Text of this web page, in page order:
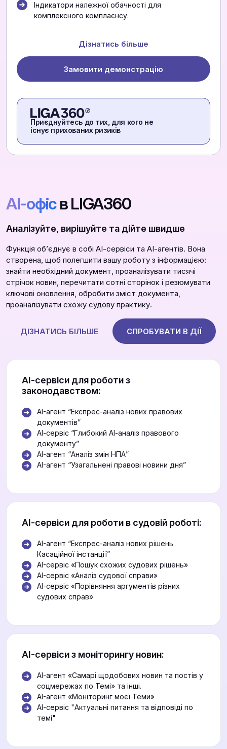
Індикатори належної обачності для
комплексного комплаєнсу.
Дізнатись більше
Замовити демонстрацію
Приєднуйтесь до тих, для кого не
існує прихованих ризиків
АІ-офісв LIGA360
Аналізуйте, вирішуйте та дійте швидше
Функція обʼєднує в собі АІ-сервіси та АІ-агентів. Вона
створена, щоб полегшити вашу роботу з інформацією:
знайти необхідний документ, проаналізувати тисячі
стрічок новин, перечитати сотні сторінок і резюмувати
ключові оновлення, обробити зміст документа,
проаналізувати схожу судову практику.
ДІЗНАТИСЬ БІЛЬШЕ СПРОБУВАТИ В ДІЇ
АІ-сервіси для роботи з
законодавством:
AI-агент “Експрес-аналіз нових правових
документів”
АІ-сервіс “Глибокий АІ-аналіз правового
документу”
АІ-агент “Аналіз змін НПА”
AI-агент “Узагальнені правові новини дня”
АІ-сервіси для роботи в судовій роботі:
AI-агент “Експрес-аналіз нових рішень
Касаційної інстанції”
AI-сервіс «Пошук схожих судових рішень»
AI-сервіс «Аналіз судової справи»
AI-сервіс «Порівняння аргументів різних
судових справ»
АІ-сервіси з моніторингу новин:
AI-агент «Самарі щодобових новин та постів у
соцмережах по Темі» та інші.
AI-агент «Моніторинг моєї Теми»
АІ-сервіс "Актуальні питання та відповіді по
темі"